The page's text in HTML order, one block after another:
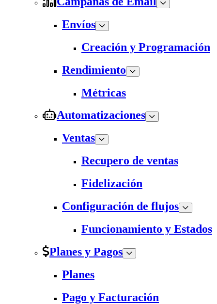
Envíos
Creación y Programación
Rendimiento
Métricas
Automatizaciones
Ventas
Recupero de ventas
Fidelización
Configuración de flujos
Funcionamiento y Estados
Planes y Pagos
Planes
Pago y Facturación